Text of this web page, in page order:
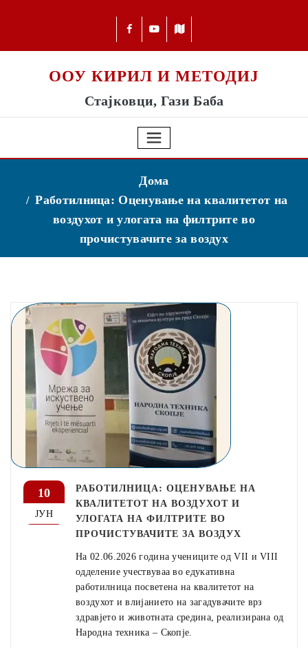
ООУ КИРИЛ И МЕТОДИЈ
Стајковци, Гази Баба
Дома
Работилница: Оценување на квалитетот на
воздухот и улогата на филтрите во
прочистувачите за воздух
10
ЈУН
РАБОТИЛНИЦА: ОЦЕНУВАЊЕ НА
КВАЛИТЕТОТ НА ВОЗДУХОТ И
УЛОГАТА НА ФИЛТРИТЕ ВО
ПРОЧИСТУВАЧИТЕ ЗА ВОЗДУХ
На 02.06.2026 година учениците од VII и VIII
одделение учествуваа во едукативна
работилница посветена на квалитетот на
воздухот и влијанието на загадувачите врз
здравјето и животната средина, реализирана од
Народна техника – Скопје.